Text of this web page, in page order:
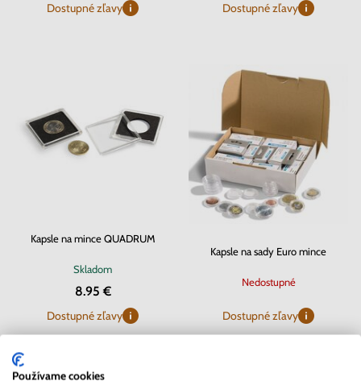
Dostupné zľavy Dostupné zľavy
Kapsle na mince QUADRUM
Skladom
8.95 €
Dostupné zľavy
Kapsle na sady Euro mince
Nedostupné
Dostupné zľavy
Používame cookies